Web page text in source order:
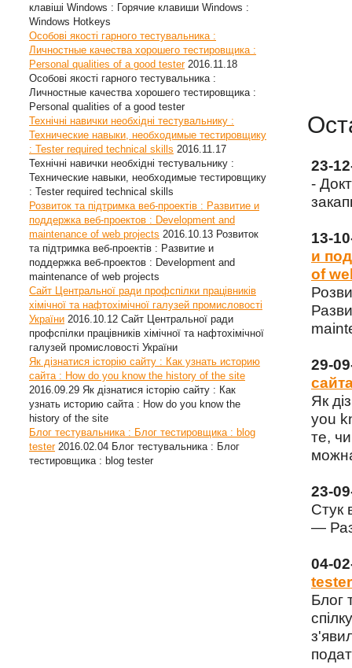
клавіші Windows : Горячие клавиши Windows :
Windows Hotkeys
Особові якості гарного тестувальника :
Личностные качества хорошего тестировщика :
Personal qualities of a good tester 2016.11.18
Особові якості гарного тестувальника :
Личностные качества хорошего тестировщика :
Personal qualities of a good tester
Технічні навички необхідні тестувальнику :
Технические навыки, необходимые тестировщику
: Tester required technical skills 2016.11.17
Технічні навички необхідні тестувальнику :
Технические навыки, необходимые тестировщику
: Tester required technical skills
Розвиток та підтримка веб-проектів : Развитие и
поддержка веб-проектов : Development and
maintenance of web projects 2016.10.13 Розвиток
та підтримка веб-проектів : Развитие и
поддержка веб-проектов : Development and
maintenance of web projects
Сайт Центральної ради профспілки працівників
хімічної та нафтохімічної галузей промисловості
України 2016.10.12 Сайт Центральної ради
профспілки працівників хімічної та нафтохімічної
галузей промисловості України
Як дізнатися історію сайту : Как узнать историю
сайта : How do you know the history of the site
2016.09.29 Як дізнатися історію сайту : Как
узнать историю сайта : How do you know the
history of the site
Блог тестувальника : Блог тестировщика : blog
tester 2016.02.04 Блог тестувальника : Блог
тестировщика : blog tester
23-
-
13-
и
of
29-
Як
you
те,
23-
Стук
—
04-
tester
Блог